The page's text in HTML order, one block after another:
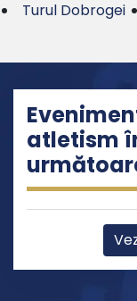
Turul Dobrogei
atletism